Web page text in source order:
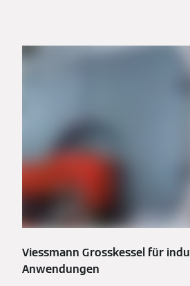
Viessmann Grosskessel für
Anwendungen